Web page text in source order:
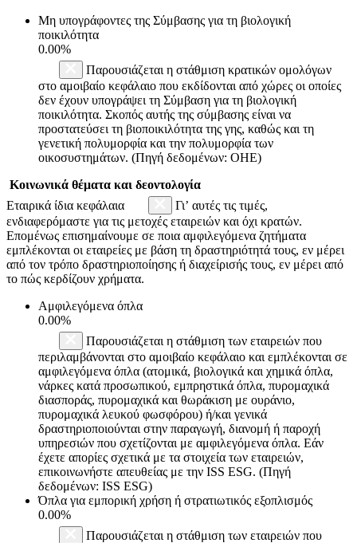
Μη υπογράφοντες της Σύμβασης για τη βιολογική
ποικιλότητα
0.00%
Παρουσιάζεται η στάθμιση κρατικών ομολόγων
στο αμοιβαίο κεφάλαιο που εκδίδονται από χώρες οι οποίες
δεν έχουν υπογράψει τη Σύμβαση για τη βιολογική
ποικιλότητα. Σκοπός αυτής της σύμβασης είναι να
προστατεύσει τη βιοποικιλότητα της γης, καθώς και τη
γενετική πολυμορφία και την πολυμορφία των
οικοσυστημάτων. (Πηγή δεδομένων: ΟΗΕ)
Κοινωνικά θέματα και δεοντολογία
Εταιρικά ίδια κεφάλαια
Γι’ αυτές τις τιμές,
ενδιαφερόμαστε για τις μετοχές εταιρειών και όχι κρατών.
Επομένως επισημαίνουμε σε ποια αμφιλεγόμενα ζητήματα
εμπλέκονται οι εταιρείες με βάση τη δραστηριότητά τους, εν μέρει
από τον τρόπο δραστηριοποίησης ή διαχείρισής τους, εν μέρει από
το πώς κερδίζουν χρήματα.
Αμφιλεγόμενα όπλα
0.00%
Παρουσιάζεται η στάθμιση των εταιρειών που
περιλαμβάνονται στο αμοιβαίο κεφάλαιο και εμπλέκονται σε
αμφιλεγόμενα όπλα (ατομικά, βιολογικά και χημικά όπλα,
νάρκες κατά προσωπικού, εμπρηστικά όπλα, πυρομαχικά
διασποράς, πυρομαχικά και θωράκιση με ουράνιο,
πυρομαχικά λευκού φωσφόρου) ή/και γενικά
δραστηριοποιούνται στην παραγωγή, διανομή ή παροχή
υπηρεσιών που σχετίζονται με αμφιλεγόμενα όπλα. Εάν
έχετε απορίες σχετικά με τα στοιχεία των εταιρειών,
επικοινωνήστε απευθείας με την ISS ESG. (Πηγή
δεδομένων: ISS ESG)
Όπλα για εμπορική χρήση ή στρατιωτικός εξοπλισμός
0.00%
Παρουσιάζεται η στάθμιση των εταιρειών που